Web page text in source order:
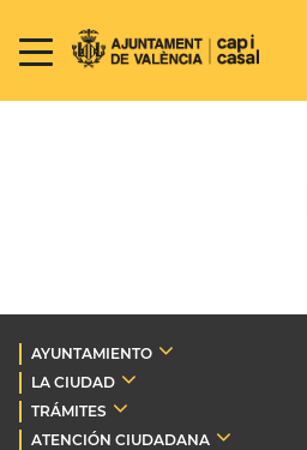
AYUNTAMIENTO
LA CIUDAD
TRÁMITES
ATENCIÓN CIUDADANA